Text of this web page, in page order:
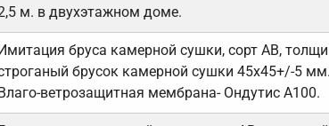
м. в двухэтажном доме.
бруса камерной сушки, сорт АВ,
брусок камерной сушки 45х45+/-5
ветрозащитная мембрана- Ондутис А100.